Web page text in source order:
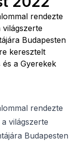
rendezte
világszerte
Budapesten
keresztelt
és a Gyerekek
rendezte
a világszerte
Budapesten